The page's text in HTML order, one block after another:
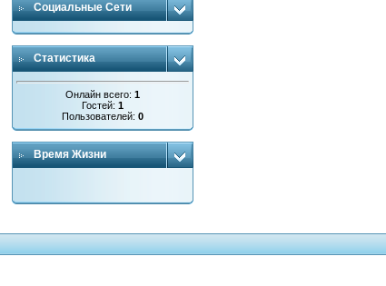
Социальные Сети
Статистика
Онлайн всего:1
Гостей:1
Пользователей:0
Время Жизни